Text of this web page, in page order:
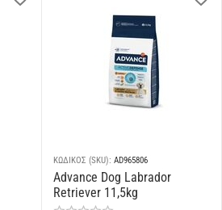
ΚΩΔΙΚΟΣ (SKU): AD965806
Advance Dog Labrador
Retriever 11,5kg